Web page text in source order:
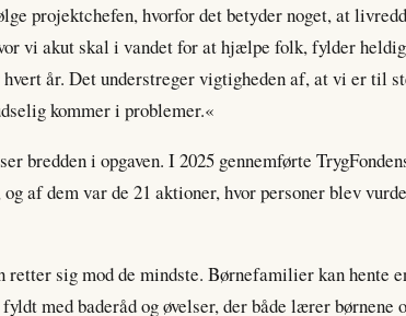
projektchefen, hvorfor det betyder noget, at
vi akut skal i vandet for at hjælpe folk, fylder
år. Det understreger vigtigheden af, at vi er til
kommer i problemer.«
bredden i opgaven. I 2025 gennemførte
af dem var de 21 aktioner, hvor personer blev
retter sig mod de mindste. Børnefamilier kan hente
med baderåd og øvelser, der både lærer børnene